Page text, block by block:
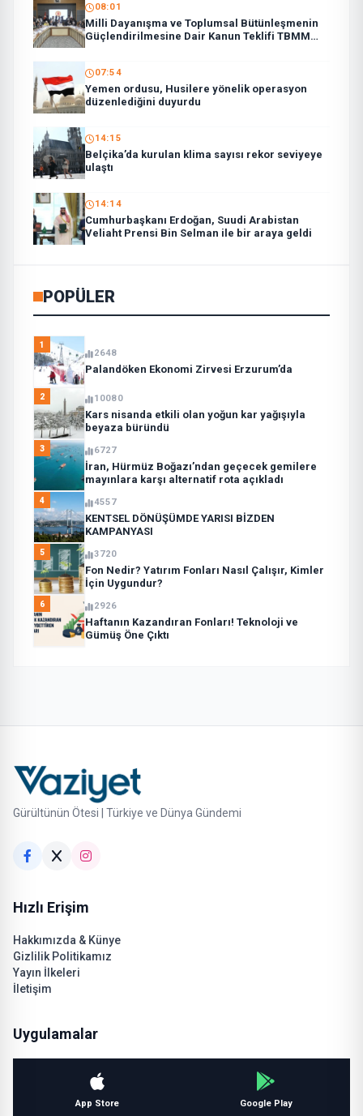
08:01
Milli Dayanışma ve Toplumsal Bütünleşmenin
Güçlendirilmesine Dair Kanun Teklifi TBMM
07:54
Yemen ordusu, Husilere yönelik operasyon
düzenlediğini duyurdu
14:15
Belçika’da kurulan klima sayısı rekor seviyeye
ulaştı
14:14
Cumhurbaşkanı Erdoğan, Suudi Arabistan
Veliaht Prensi Bin Selman ile bir araya geldi
POPÜLER
1
2648
Palandöken Ekonomi Zirvesi Erzurum’da
2 10080
Kars nisanda etkili olan yoğun kar yağışıyla
beyaza büründü
3 6727
İran, Hürmüz Boğazı’ndan geçecek gemilere
mayınlara karşı alternatif rota açıkladı
4 4557
KENTSEL DÖNÜŞÜMDE YARISI BİZDEN
KAMPANYASI
5 3720
Fon Nedir? Yatırım Fonları Nasıl Çalışır, Kimler
İçin Uygundur?
6 2926
Haftanın Kazandıran Fonları! Teknoloji ve
Gümüş Öne Çıktı
Gürültünün Ötesi | Türkiye ve Dünya Gündemi
Hızlı Erişim
Hakkımızda & Künye
Gizlilik Politikamız
Yayın İlkeleri
İletişim
Uygulamalar
App Store Google Play